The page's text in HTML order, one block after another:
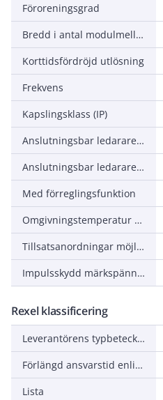
Föroreningsgrad
Bredd i antal modulmellanrum
Korttidsfördröjd utlösning
Frekvens
Kapslingsklass (IP)
Anslutningsbar ledararea entrådigt
Anslutningsbar ledararea mångtrådig
Med förreglingsfunktion
Omgivningstemperatur under drift
Tillsatsanordningar möjliga
Impulsskydd märkspänning Uimp
Rexel klassificering
Leverantörens typbeteckning
Förlängd ansvarstid enligt ALEM-09
Lista